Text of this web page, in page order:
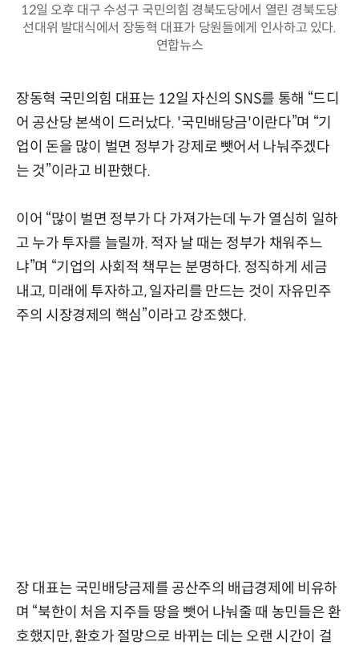
12일 오후 대구 수성구 국민의힘 경북도당에서 열린 경북도당
선대위 발대식에서 장동혁 대표가 당원들에게 인사하고 있다.
연합뉴스
장동혁 국민의힘 대표는 12일 자신의 SNS를 통해 “드디
어 공산당 본색이 드러났다. '국민배당금'이란다”며 “기
업이 돈을 많이 벌면 정부가 강제로 뺏어서 나눠주겠다
는 것”이라고 비판했다.
이어 “많이 벌면 정부가 다 가져가는데 누가 열심히 일하
고 누가 투자를 늘릴까. 적자 날 때는 정부가 채워주느
냐”며 “기업의 사회적 책무는 분명하다. 정직하게 세금
내고, 미래에 투자하고, 일자리를 만드는 것이 자유민주
주의 시장경제의 핵심”이라고 강조했다.
장 대표는 국민배당금제를 공산주의 배급경제에 비유하
며 “북한이 처음 지주들 땅을 뺏어 나눠줄 때 농민들은 환
호했지만, 환호가 절망으로 바뀌는 데는 오랜 시간이 걸